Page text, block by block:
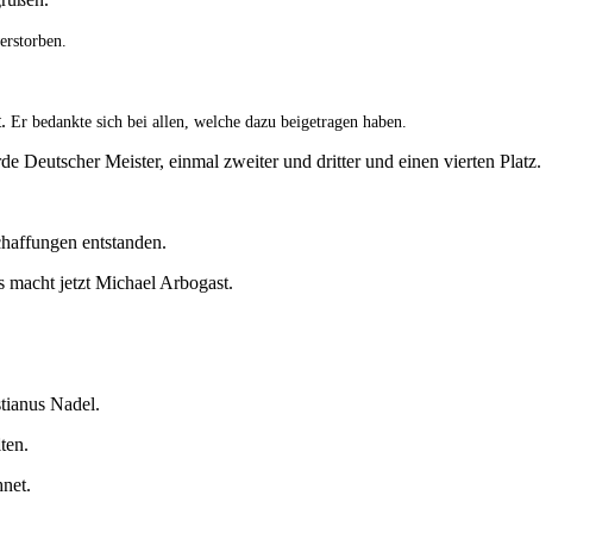
Er bedankte sich bei allen, welche dazu beigetragen haben.
Deutscher Meister, einmal zweiter und dritter und einen vierten Platz.
entstanden.
macht jetzt Michael Arbogast.
Nadel.